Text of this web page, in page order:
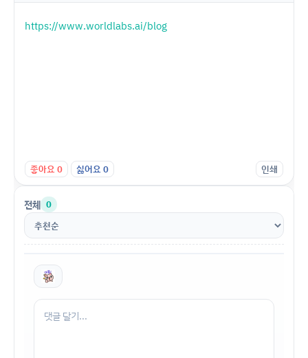
https://www.worldlabs.ai/blog
좋아요0 싫어요0 인쇄
전체 0